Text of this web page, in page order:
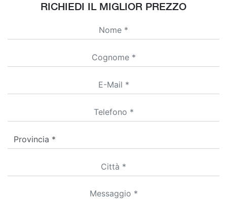
RICHIEDI IL MIGLIOR PREZZO